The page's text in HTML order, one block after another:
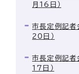
月16日）
市長定例記者
20日）
市長定例記者
17日）